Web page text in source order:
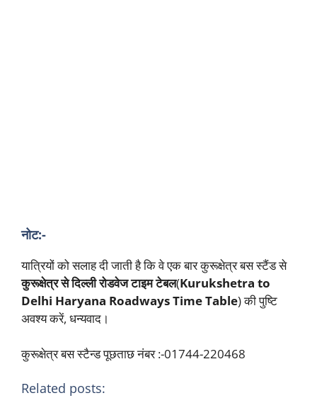
नोट:-
यात्रियों को सलाह दी जाती है कि वे एक बार कुरूक्षेत्र बस स्टैंड से
कुरूक्षेत्र से दिल्ली रोडवेज टाइम टेबल(Kurukshetra to
Delhi Haryana Roadways Time Table) की पुष्टि
अवश्य करें, धन्यवाद।
कुरूक्षेत्र बस स्टैन्ड पूछताछ नंबर :-01744-220468
Related posts: